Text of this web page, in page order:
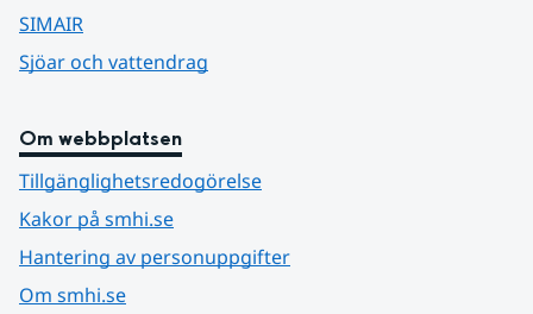
SIMAIR
Sjöar och vattendrag
Om webbplatsen
Tillgänglighetsredogörelse
Kakor på smhi.se
Hantering av personuppgifter
Om smhi.se